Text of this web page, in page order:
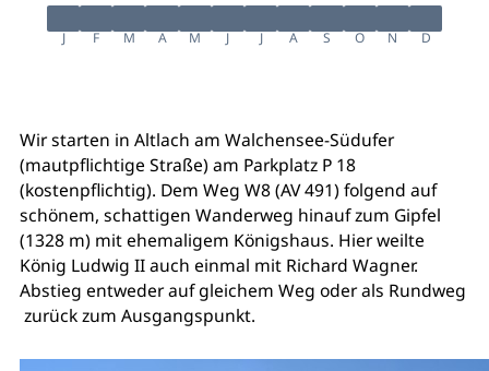
J F M A M J J A S O N D
Wir starten in Altlach am Walchensee-Südufer
(mautpflichtige Straße) am Parkplatz P 18
(kostenpflichtig). Dem Weg W8 (AV 491) folgend auf
schönem, schattigen Wanderweg hinauf zum Gipfel
(1328 m) mit ehemaligem Königshaus. Hier weilte
König Ludwig II auch einmal mit Richard Wagner.
Abstieg entweder auf gleichem Weg oder als Rundweg
zurück zum Ausgangspunkt.